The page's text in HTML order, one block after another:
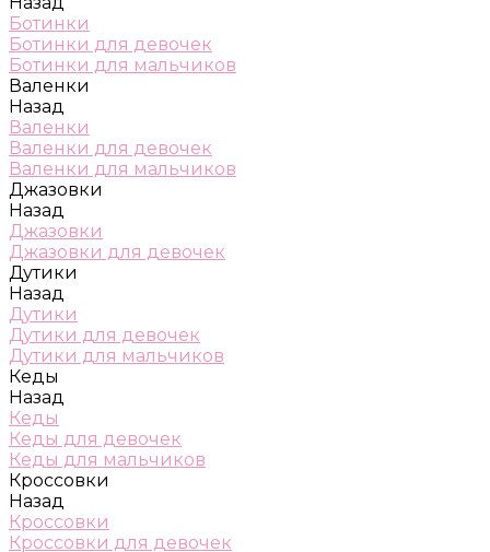
Ботинки
Ботинки для девочек
Ботинки для мальчиков
Валенки
Назад
Валенки
Валенки для девочек
Валенки для мальчиков
Джазовки
Назад
Джазовки
Джазовки для девочек
Дутики
Назад
Дутики
Дутики для девочек
Дутики для мальчиков
Кеды
Назад
Кеды
Кеды для девочек
Кеды для мальчиков
Кроссовки
Назад
Кроссовки
Кроссовки для девочек